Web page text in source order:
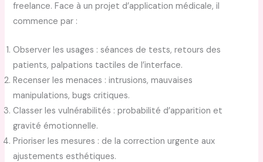
freelance. Face à un projet d’application médicale, il
commence par :
Observer les usages : séances de tests, retours des
patients, palpations tactiles de l’interface.
Recenser les menaces : intrusions, mauvaises
manipulations, bugs critiques.
Classer les vulnérabilités : probabilité d’apparition et
gravité émotionnelle.
Prioriser les mesures : de la correction urgente aux
ajustements esthétiques.